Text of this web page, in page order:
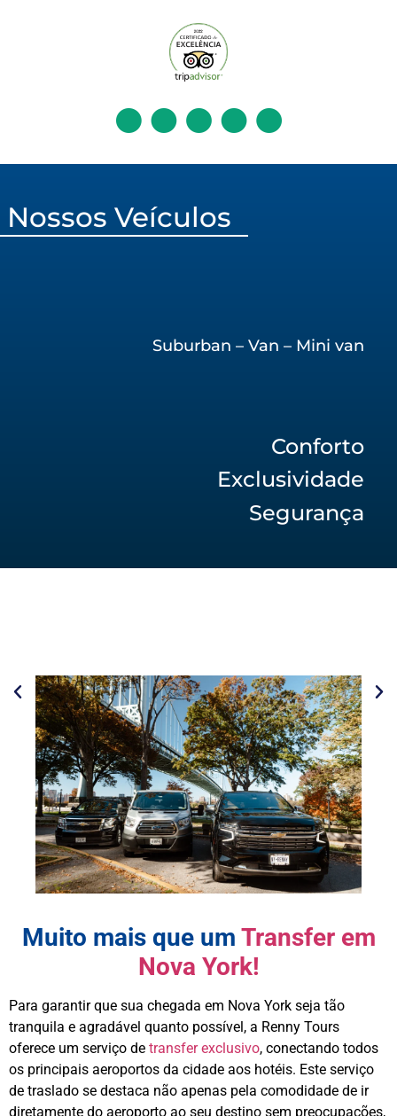
Nossos Veículos
Suburban – Van – Mini van
Conforto
Exclusividade
Segurança
Muito mais que um Transfer em
Nova York!
Para garantir que sua chegada em Nova York seja tão
tranquila e agradável quanto possível, a Renny Tours
oferece um serviço de transfer exclusivo, conectando todos
os principais aeroportos da cidade aos hotéis. Este serviço
de traslado se destaca não apenas pela comodidade de ir
diretamente do aeroporto ao seu destino sem preocupações,